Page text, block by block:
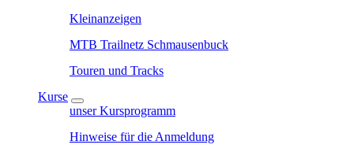
Kleinanzeigen
MTB Trailnetz Schmausenbuck
Touren und Tracks
Kurse
unser Kursprogramm
Hinweise für die Anmeldung